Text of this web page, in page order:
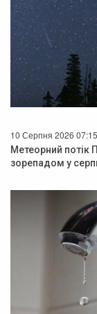
10 Серпня 2026
Метеорний потік
зорепадом у